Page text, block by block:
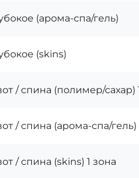
(арома-спа/гель)
(skins)
/ спина (полимер/сахар)
/ спина (арома-спа/гель)
/ спина (skins) 1 зона